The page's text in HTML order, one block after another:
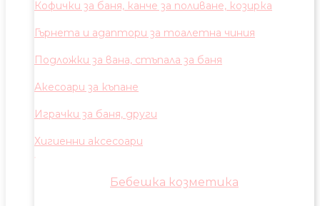
Кофички за баня, канче за поливане, козирка
Гърнета и адаптори за тоалетна чиния
Подложки за вана, стъпала за баня
Акесоари за къпане
Играчки за баня, други
Хигиенни аксесоари
Бебешка козметика